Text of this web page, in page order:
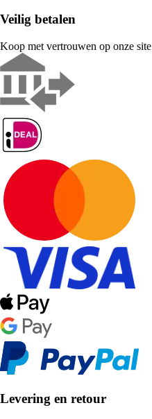
Veilig betalen
Koop met vertrouwen op onze site
Levering en retour